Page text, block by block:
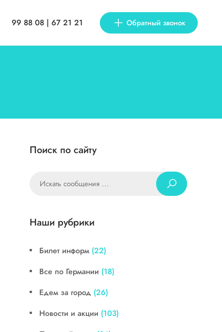
99 88 08 | 67 21 21 Обратный звонок
Поиск по сайту
Наши рубрики
Билет информ (22)
Все по Германии (18)
Едем за город (26)
Новости и акции (103)